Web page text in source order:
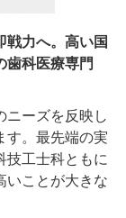
戦力へ。高い国
歯科医療専門
ニーズを反映し
す。最先端の実
技工士科ともに
いことが大きな